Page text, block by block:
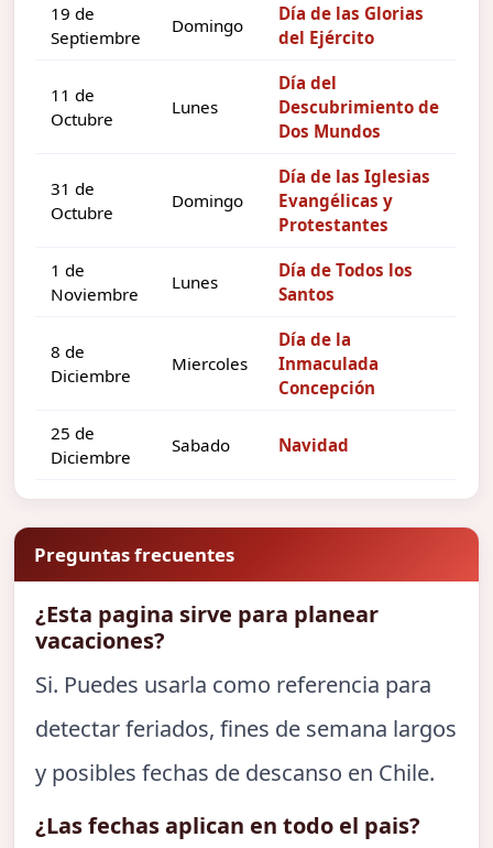
19 de
Septiembre
Domingo
Día de las Glorias
del Ejército
11 de
Octubre
Lunes
Día del
Descubrimiento de
Dos Mundos
31 de
Octubre
Domingo
Día de las Iglesias
Evangélicas y
Protestantes
1 de
Noviembre
Lunes
Día de Todos los
Santos
8 de
Diciembre
Miercoles
Día de la
Inmaculada
Concepción
25 de
Diciembre
Sabado Navidad
Preguntas frecuentes
¿Esta pagina sirve para planear
vacaciones?
Si. Puedes usarla como referencia para
detectar feriados, fines de semana largos
y posibles fechas de descanso en Chile.
¿Las fechas aplican en todo el pais?